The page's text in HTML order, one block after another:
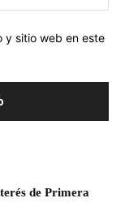
y sitio web en este
de Primera